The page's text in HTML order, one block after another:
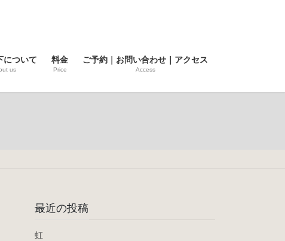
について
us
料金
Price
ご予約｜お問い合わせ｜アクセス
Access
最近の投稿
虹